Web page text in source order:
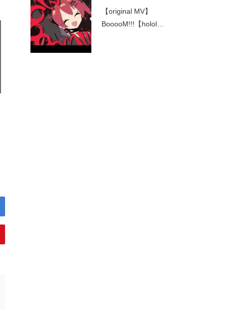
【original MV】
BooooM!!!【holol…